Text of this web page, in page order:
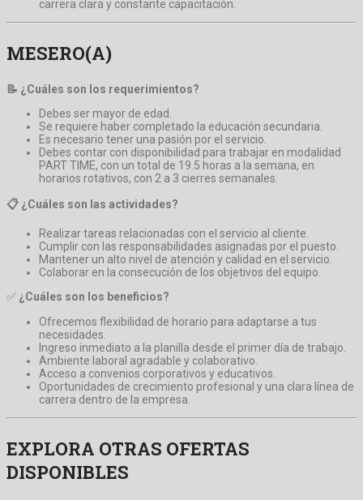
carrera clara y constante capacitación.
MESERO(A)
📝 ¿Cuáles son los requerimientos?
Debes ser mayor de edad.
Se requiere haber completado la educación secundaria.
Es necesario tener una pasión por el servicio.
Debes contar con disponibilidad para trabajar en modalidad
PART TIME, con un total de 19.5 horas a la semana, en
horarios rotativos, con 2 a 3 cierres semanales.
📋 ¿Cuáles son las actividades?
Realizar tareas relacionadas con el servicio al cliente.
Cumplir con las responsabilidades asignadas por el puesto.
Mantener un alto nivel de atención y calidad en el servicio.
Colaborar en la consecución de los objetivos del equipo.
✅ ¿Cuáles son los beneficios?
Ofrecemos flexibilidad de horario para adaptarse a tus
necesidades.
Ingreso inmediato a la planilla desde el primer día de trabajo.
Ambiente laboral agradable y colaborativo.
Acceso a convenios corporativos y educativos.
Oportunidades de crecimiento profesional y una clara línea de
carrera dentro de la empresa.
EXPLORA OTRAS OFERTAS
DISPONIBLES